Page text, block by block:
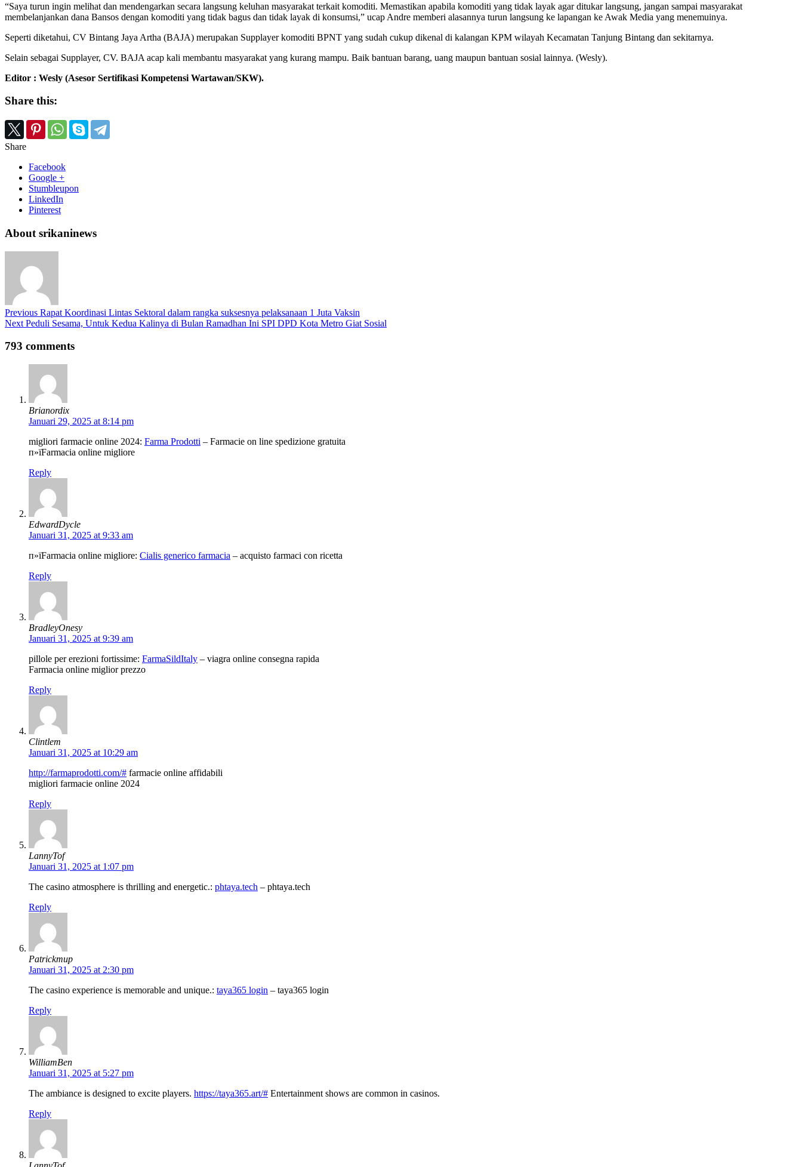
“Saya turun ingin melihat dan mendengarkan secara langsung keluhan masyarakat terkait komoditi. Memastikan apabila komoditi yang tidak layak agar ditukar langsung, jangan sampai masyarakat
membelanjankan dana Bansos dengan komoditi yang tidak bagus dan tidak layak di konsumsi,” ucap Andre memberi alasannya turun langsung ke lapangan ke Awak Media yang menemuinya.
Seperti diketahui, CV Bintang Jaya Artha (BAJA) merupakan Supplayer komoditi BPNT yang sudah cukup dikenal di kalangan KPM wilayah Kecamatan Tanjung Bintang dan sekitarnya.
Selain sebagai Supplayer, CV. BAJA acap kali membantu masyarakat yang kurang mampu. Baik bantuan barang, uang maupun bantuan sosial lainnya. (Wesly).
Editor : Wesly (Asesor Sertifikasi Kompetensi Wartawan/SKW).
Share this:
Share
Facebook
Google +
Stumbleupon
LinkedIn
Pinterest
About srikaninews
Previous Rapat Koordinasi Lintas Sektoral dalam rangka suksesnya pelaksanaan 1 Juta Vaksin
Next Peduli Sesama, Untuk Kedua Kalinya di Bulan Ramadhan Ini SPI DPD Kota Metro Giat Sosial
793 comments
Brianordix
Januari 29, 2025 at 8:14 pm
migliori farmacie online 2024: Farma Prodotti – Farmacie on line spedizione gratuita
п»їFarmacia online migliore
Reply
EdwardDycle
Januari 31, 2025 at 9:33 am
п»їFarmacia online migliore: Cialis generico farmacia – acquisto farmaci con ricetta
Reply
BradleyOnesy
Januari 31, 2025 at 9:39 am
pillole per erezioni fortissime: FarmaSildItaly – viagra online consegna rapida
Farmacia online miglior prezzo
Reply
Clintlem
Januari 31, 2025 at 10:29 am
http://farmaprodotti.com/# farmacie online affidabili
migliori farmacie online 2024
Reply
LannyTof
Januari 31, 2025 at 1:07 pm
The casino atmosphere is thrilling and energetic.: phtaya.tech – phtaya.tech
Reply
Patrickmup
Januari 31, 2025 at 2:30 pm
The casino experience is memorable and unique.: taya365 login – taya365 login
Reply
WilliamBen
Januari 31, 2025 at 5:27 pm
The ambiance is designed to excite players. https://taya365.art/# Entertainment shows are common in casinos.
Reply